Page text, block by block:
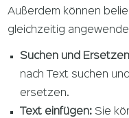
Außerdem können
gleichzeitig
Suchen und
nach Text suchen
ersetzen.
Text einfügen: Sie